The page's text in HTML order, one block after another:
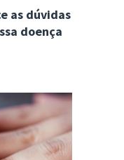
as dúvidas
doença